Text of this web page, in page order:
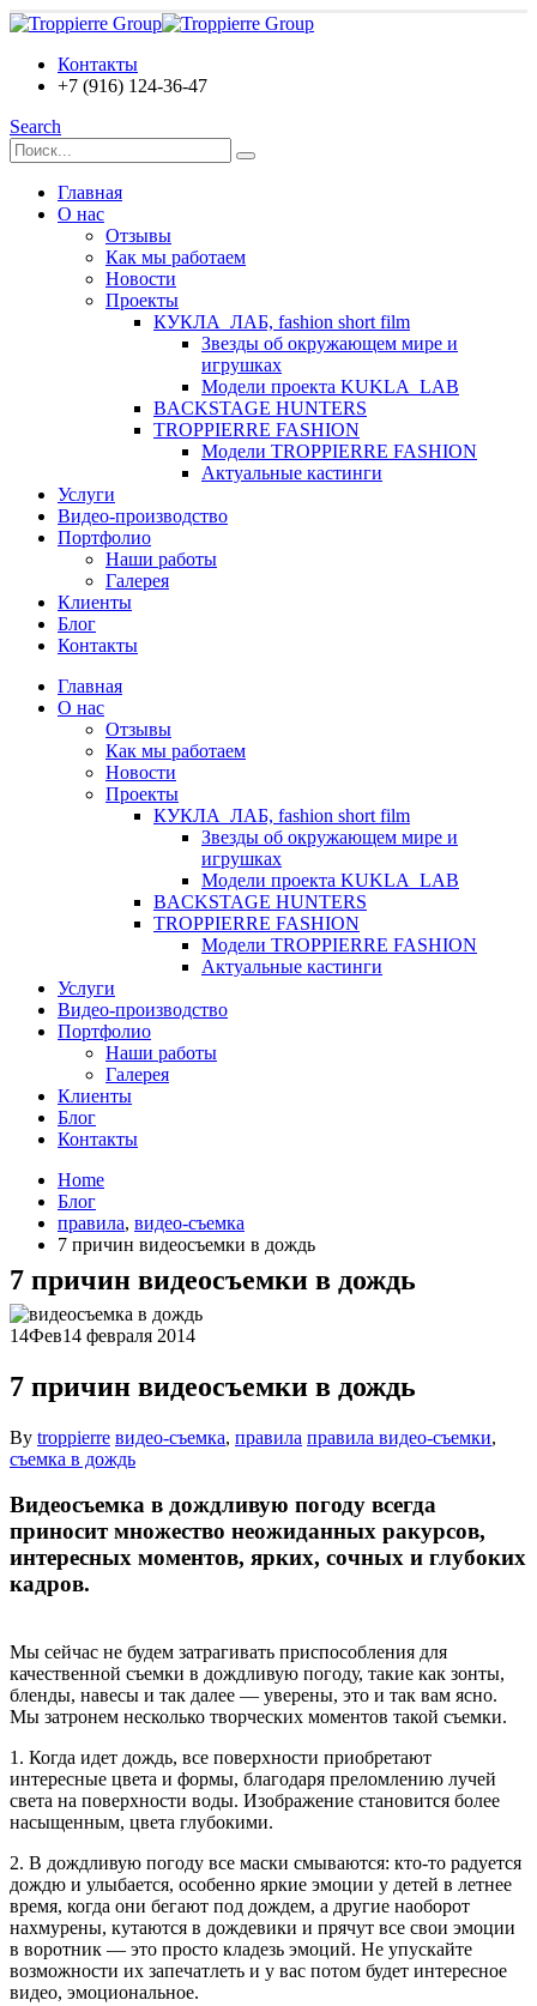
Контакты
+7 (916) 124-36-47
Search
Главная
О нас
Отзывы
Как мы работаем
Новости
Проекты
КУКЛА_ЛАБ, fashion short film
Звезды об окружающем мире и
игрушках
Модели проекта KUKLA_LAB
BACKSTAGE HUNTERS
TROPPIERRE FASHION
Модели TROPPIERRE FASHION
Актуальные кастинги
Услуги
Видео-производство
Портфолио
Наши работы
Галерея
Клиенты
Блог
Контакты
Главная
О нас
Отзывы
Как мы работаем
Новости
Проекты
КУКЛА_ЛАБ, fashion short film
Звезды об окружающем мире и
игрушках
Модели проекта KUKLA_LAB
BACKSTAGE HUNTERS
TROPPIERRE FASHION
Модели TROPPIERRE FASHION
Актуальные кастинги
Услуги
Видео-производство
Портфолио
Наши работы
Галерея
Клиенты
Блог
Контакты
Home
Блог
правила, видео-съемка
7 причин видеосъемки в дождь
7 причин видеосъемки в дождь
14Фев14 февраля 2014
7 причин видеосъемки в дождь
By troppierre видео-съемка, правила правила видео-съемки,
съемка в дождь
Видеосъемка в дождливую погоду всегда
приносит множество неожиданных ракурсов,
интересных моментов, ярких, сочных и глубоких
кадров.
Мы сейчас не будем затрагивать приспособления для
качественной съемки в дождливую погоду, такие как зонты,
бленды, навесы и так далее — уверены, это и так вам ясно.
Мы затронем несколько творческих моментов такой съемки.
1. Когда идет дождь, все поверхности приобретают
интересные цвета и формы, благодаря преломлению лучей
света на поверхности воды. Изображение становится более
насыщенным, цвета глубокими.
2. В дождливую погоду все маски смываются: кто-то радуется
дождю и улыбается, особенно яркие эмоции у детей в летнее
время, когда они бегают под дождем, а другие наоборот
нахмурены, кутаются в дождевики и прячут все свои эмоции
в воротник — это просто кладезь эмоций. Не упускайте
возможности их запечатлеть и у вас потом будет интересное
видео, эмоциональное.